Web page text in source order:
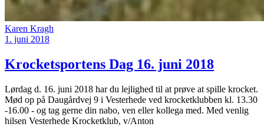
Karen Kragh
1. juni 2018
Krocketsportens Dag 16. juni 2018
Lørdag d. 16. juni 2018 har du lejlighed til at prøve at spille krocket.
Mød op på Daugårdvej 9 i Vesterhede ved krocketklubben kl. 13.30
-16.00 - og tag gerne din nabo, ven eller kollega med. Med venlig
hilsen Vesterhede Krocketklub, v/Anton